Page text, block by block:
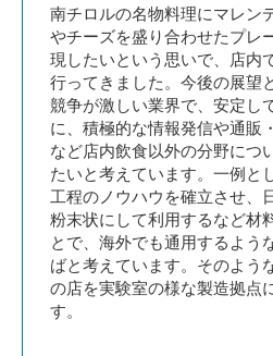
南チロルの名物料理にマレン
やチーズを盛り合わせたプレ
現したいという思いで、店内
行ってきました。今後の展望
競争が激しい業界で、安定し
に、積極的な情報発信や通販
など店内飲食以外の分野につ
たいと考えています。一例と
工程のノウハウを確立させ、
粉末状にして利用するなど材
とで、海外でも通用するよう
ばと考えています。そのよう
の店を実験室の様な製造拠点
す。